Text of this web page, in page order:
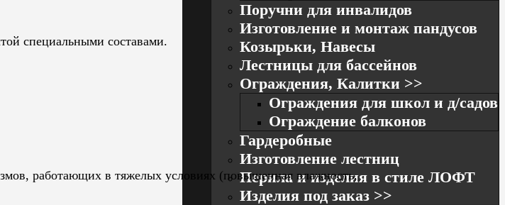
Поручни для инвалидов
Изготовление и монтаж пандусов
Козырьки, Навесы
Лестницы для бассейнов
Ограждения, Калитки >>
Ограждения для школ и д/cадов
Ограждение балконов
Гардеробные
Изготовление лестниц
Перила и изделия в стиле ЛОФТ
Изделия под заказ >>
специальными составами.
работающих в тяжелых условиях (повышенная влажность,